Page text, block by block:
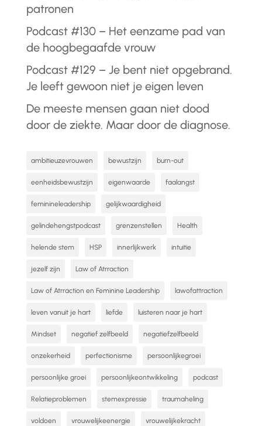
patronen
Podcast #130 – Het eenzame pad van
de hoogbegaafde vrouw
Podcast #129 – Je bent niet opgebrand.
Je leeft gewoon niet je eigen leven
De meeste mensen gaan niet dood
door de ziekte. Maar door de diagnose.
ambitieuzevrouwen bewustzijn burn-out
eenheidsbewustzijn eigenwaarde faalangst
feminineleadership gelijkwaardigheid
gelindehengstpodcast grenzenstellen Health
helende stem HSP innerlijkwerk intuitie
jezelf zijn Law of Atrraction
Law of Atrraction en Feminine Leadership lawofattraction
leven vanuit je hart liefde luisteren naar je hart
Mindset negatief zelfbeeld negatiefzelfbeeld
onzekerheid perfectionisme persoonlijkegroei
persoonlijke groei persoonlijkeontwikkeling podcast
Relatieproblemen stemexpressie traumaheling
voldoen vrouwelijkeenergie vrouwelijkekracht